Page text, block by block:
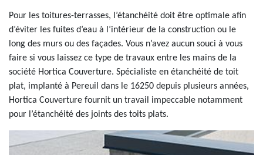
Pour les toitures-terrasses, l’étanchéité doit être optimale afin
d’éviter les fuites d’eau à l’intérieur de la construction ou le
long des murs ou des façades. Vous n’avez aucun souci à vous
faire si vous laissez ce type de travaux entre les mains de la
société Hortica Couverture. Spécialiste en étanchéité de toit
plat, implanté à Pereuil dans le 16250 depuis plusieurs années,
Hortica Couverture fournit un travail impeccable notamment
pour l’étanchéité des joints des toits plats.